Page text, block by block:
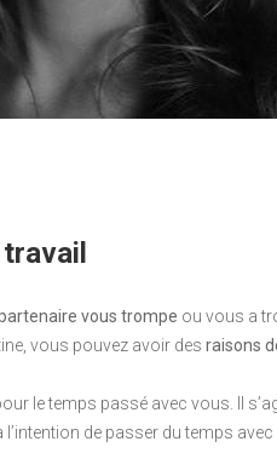
vous trompe ou vous a
vous pouvez avoir des raisons
le temps passé avec vous. Il
l’intention de passer du temps avec